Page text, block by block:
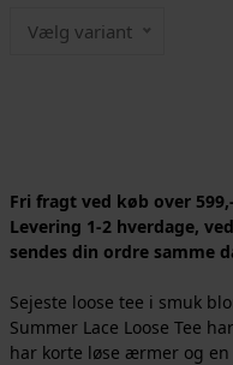
Vælg variant
Fri fragt ved køb over
Levering 1-2 hverdage,
sendes din ordre samme
Sejeste loose tee i smuk
Summer Lace Loose Tee
har korte løse ærmer og